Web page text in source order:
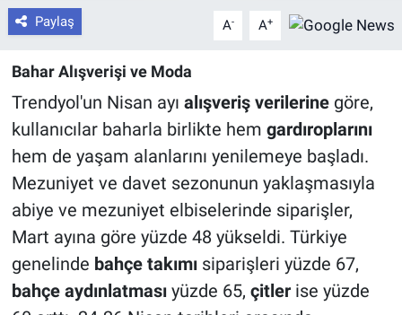
Paylaş A- A+
Bahar Alışverişi ve Moda
Trendyol'un Nisan ayı alışveriş verilerinegöre,
kullanıcılar baharla birlikte hem gardıroplarını
hem de yaşam alanlarını yenilemeye başladı.
Mezuniyet ve davet sezonunun yaklaşmasıyla
abiye ve mezuniyet elbiselerinde siparişler,
Mart ayına göre yüzde 48 yükseldi. Türkiye
genelinde bahçe takımısiparişleri yüzde 67,
bahçe aydınlatmasıyüzde 65, çitlerise yüzde